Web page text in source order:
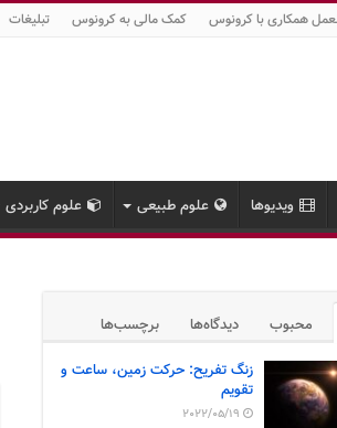
همکاری با کرونوس کمک مالی به کرونوس تبلیغات
ویدیوها علوم طبیعی علوم کاربردی
محبوب دیدگاه‌ها برچسب‌ها
زنگ تفریح: حرکت زمین، ساعت و
تقویم
2022/05/19